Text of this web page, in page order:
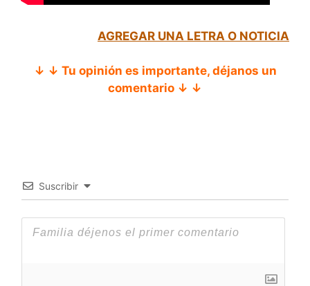
AGREGAR UNA LETRA O NOTICIA
↓ ↓ Tu opinión es importante, déjanos un
comentario ↓ ↓
Suscribir